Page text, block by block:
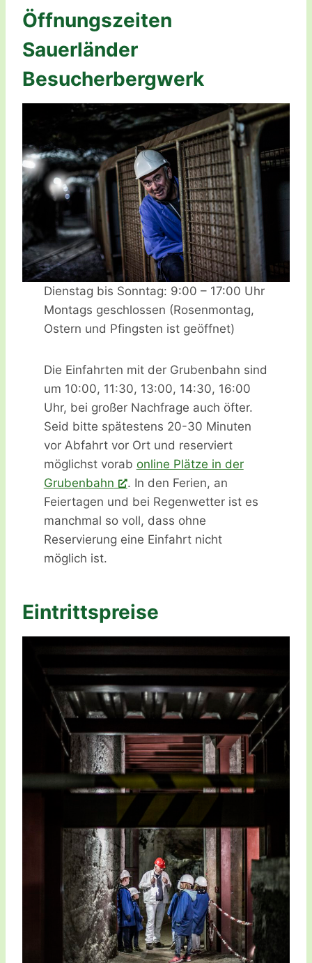
Öffnungszeiten
Sauerländer
Besucherbergwerk
Dienstag bis Sonntag: 9:00 – 17:00 Uhr
Montags geschlossen (Rosenmontag,
Ostern und Pfingsten ist geöffnet)
Die Einfahrten mit der Grubenbahn sind
um 10:00, 11:30, 13:00, 14:30, 16:00
Uhr, bei großer Nachfrage auch öfter.
Seid bitte spätestens 20-30 Minuten
vor Abfahrt vor Ort und reserviert
möglichst vorab online Plätze in der
Grubenbahn
. In den Ferien, an
Feiertagen und bei Regenwetter ist es
manchmal so voll, dass ohne
Reservierung eine Einfahrt nicht
möglich ist.
Eintrittspreise